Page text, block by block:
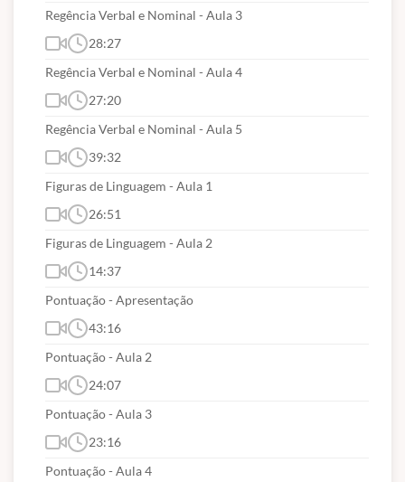
Regência Verbal e Nominal - Aula 3
28:27
Regência Verbal e Nominal - Aula 4
27:20
Regência Verbal e Nominal - Aula 5
39:32
Figuras de Linguagem - Aula 1
26:51
Figuras de Linguagem - Aula 2
14:37
Pontuação - Apresentação
43:16
Pontuação - Aula 2
24:07
Pontuação - Aula 3
23:16
Pontuação - Aula 4